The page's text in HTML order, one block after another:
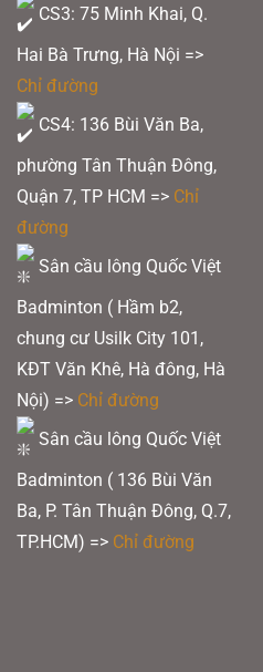
CS3: 75 Minh Khai, Q.
Hai Bà Trưng, Hà Nội =>
Chỉ đường
CS4: 136 Bùi Văn Ba,
phường Tân Thuận Đông,
Quận 7, TP HCM => Chỉ
đường
Sân cầu lông Quốc Việt
Badminton ( Hầm b2,
chung cư Usilk City 101,
KĐT Văn Khê, Hà đông, Hà
Nội) => Chỉ đường
Sân cầu lông Quốc Việt
Badminton ( 136 Bùi Văn
Ba, P. Tân Thuận Đông, Q.7,
TP.HCM) => Chỉ đường